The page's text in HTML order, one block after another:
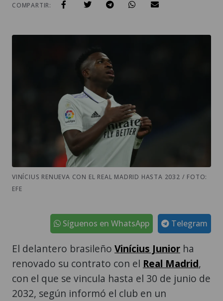
COMPARTIR:
VINÍCIUS RENUEVA CON EL REAL MADRID HASTA 2032 / FOTO:
EFE
Telegram
Síguenos en WhatsApp
El delantero brasileño Vinícius Junior ha
renovado su contrato con el Real Madrid,
con el que se vincula hasta el 30 de junio de
2032, según informó el club en un